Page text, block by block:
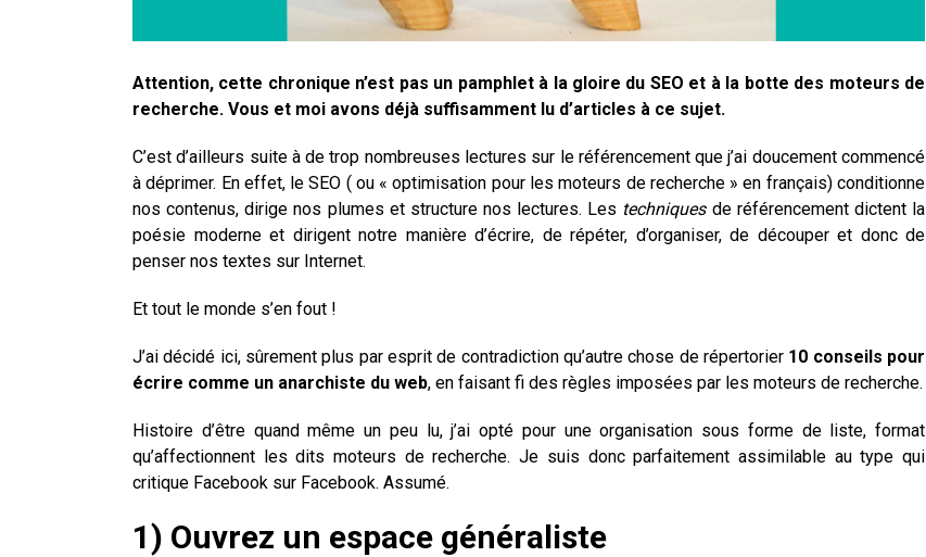
Attention, cette chronique n’est pas un pamphlet à la gloire du SEO et à la botte des moteurs de
recherche. Vous et moi avons déjà suffisamment lu d’articles à ce sujet.
C’est d’ailleurs suite à de trop nombreuses lectures sur le référencement que j’ai doucement commencé
à déprimer. En effet, le SEO ( ou « optimisation pour les moteurs de recherche » en français) conditionne
nos contenus, dirige nos plumes et structure nos lectures. Les techniquesde référencement dictent la
poésie moderne et dirigent notre manière d’écrire, de répéter, d’organiser, de découper et donc de
penser nos textes sur Internet.
Et tout le monde s’en fout !
J’ai décidé ici, sûrement plus par esprit de contradiction qu’autre chose de répertorier 10 conseils pour
écrire comme un anarchiste du web, en faisant fi des règles imposées par les moteurs de recherche.
Histoire d’être quand même un peu lu, j’ai opté pour une organisation sous forme de liste, format
qu’affectionnent les dits moteurs de recherche. Je suis donc parfaitement assimilable au type qui
critique Facebook sur Facebook. Assumé.
1) Ouvrez un espace généraliste